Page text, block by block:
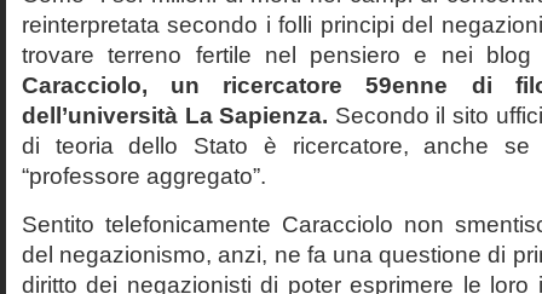
reinterpretata secondo i folli principi del
trovare terreno fertile nel pensiero e nei
Caracciolo, un ricercatore 59enne di
dell’università La Sapienza. Secondo il sito
di teoria dello Stato è ricercatore, anche
“professore aggregato”.
Sentito telefonicamente Caracciolo non
del negazionismo, anzi, ne fa una questione di
diritto dei negazionisti di poter esprimere le loro